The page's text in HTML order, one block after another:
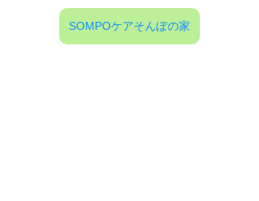
SOMPOケアそんぽの家